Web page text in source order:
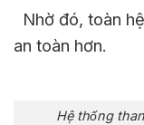
Nhờ đó, toàn
an toàn hơn.
Hệ thống